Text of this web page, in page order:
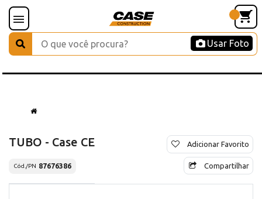
Usar Foto
TUBO - Case CE
Cód./PN 87676386
Adicionar Favorito
Compartilhar